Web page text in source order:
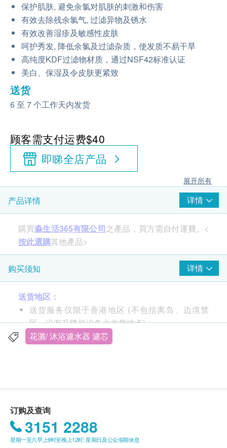
保护肌肤, 避免余氯对肌肤的刺激和伤害
有效去除残余氯气, 过滤异物及锈水
有效改善湿疹及敏感性皮肤
呵护秀发, 降低余氯及过滤杂质，使发质不易干旱
高纯度KDF过滤物材质，通过NSF42标准认证
美白、保湿及令皮肤更紧致
送货
6 至 7 个工作天内发货
顾客需支付运费$40
即睇全店产品
展开所有
产品详情 详情
購買淼生活365有限公司之產品，買方需自付運費。<
按此選購其他產品>
购买须知 详情
送货地区：
送货服务仅限于香港地区 (不包括离岛、边境禁
区、没有升降机设备之收货地点)。
不接受邮政信箱地址。
购买淼生活365有限公司之产品，买方需自付运
费。
东涌、长洲、马湾、梅窝、南丫岛、坪洲及愉景湾
花灑/ 沐浴濾水器 濾芯
订购及查询
3151 2288
星期一至六早上9时至晚上12时; 星期日及公众假期休息